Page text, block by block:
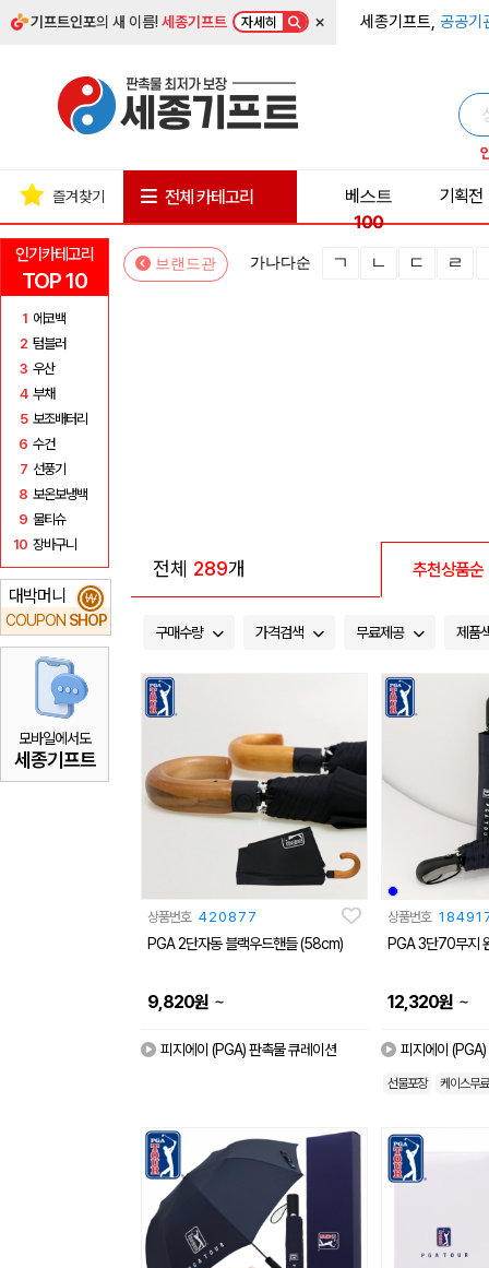
기프트인포의 새 이름!세종기프트 자세히 × 세종기프트, 공공기
인기카테고리
TOP 10
1 에코백
2 텀블러
3 우산
4 부채
5 보조배터리
6 수건
7 선풍기
8 보온보냉백
9 물티슈
10 장바구니
대박머니
COUPON SHOP
₩
모바일에서도
세종기프트
즐겨찾기 전체 카테고리
베스트
100
기획전
브랜드관 가나다순 ㄱ ㄴ ㄷ ㄹ
전체 289개 추천상품순
구매수량 가격검색 무료제공 제품
상품번호 420877
PGA 2단자동 블랙우드핸들 (58cm)
9,820원 ~
피지에이 (PGA) 판촉물 큐레이션
상품번호
PGA 3단70무지
12,320원 ~
피지에이
선물포장 케이스무료